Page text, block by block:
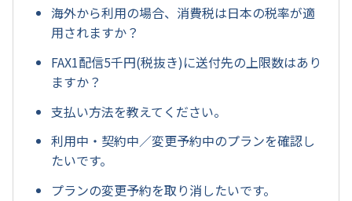
海外から利用の場合、消費税は日本の税率が適
用されますか？
FAX1配信5千円(税抜き)に送付先の上限数はあり
ますか？
支払い方法を教えてください。
利用中・契約中／変更予約中のプランを確認し
たいです。
プランの変更予約を取り消したいです。